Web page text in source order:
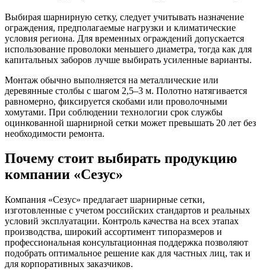
Выбирая шарнирную сетку, следует учитывать назначение
ограждения, предполагаемые нагрузки и климатические
условия региона. Для временных ограждений допускается
использование проволоки меньшего диаметра, тогда как для
капитальных заборов лучше выбирать усиленные варианты.
Монтаж обычно выполняется на металлические или
деревянные столбы с шагом 2,5–3 м. Полотно натягивается
равномерно, фиксируется скобами или проволочными
хомутами. При соблюдении технологии срок службы
оцинкованной шарнирной сетки может превышать 20 лет без
необходимости ремонта.
Почему стоит выбирать продукцию
компании «Сезус»
Компания «Сезус» предлагает шарнирные сетки,
изготовленные с учетом российских стандартов и реальных
условий эксплуатации. Контроль качества на всех этапах
производства, широкий ассортимент типоразмеров и
профессиональная консультационная поддержка позволяют
подобрать оптимальное решение как для частных лиц, так и
для корпоративных заказчиков.